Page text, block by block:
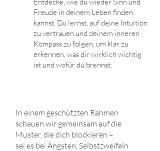
Freude in deinem Leben finden
kannst. Du lernst, auf deine Intuition
zu vertrauen und deinem inneren
Kompass zu folgen, um klar zu
erkennen, was dir wirklich wichtig
ist und wofür du brennst.
In einem geschützten Rahmen
schauen wir gemeinsam auf die
Muster, die dich blockieren –
sei es bei Ängsten, Selbstzweifeln